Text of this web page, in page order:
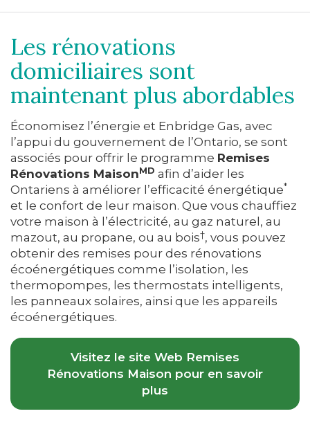
Les rénovations
domiciliaires sont
maintenant plus abordables
Économisez l’énergie et Enbridge Gas, avec
l’appui du gouvernement de l’Ontario, se sont
associés pour offrir le programme Remises
Rénovations MaisonMD afin d’aider les
Ontariens à améliorer l’efficacité énergétique*
et le confort de leur maison. Que vous chauffiez
votre maison à l’électricité, au gaz naturel, au
mazout, au propane, ou au bois†, vous pouvez
obtenir des remises pour des rénovations
écoénergétiques comme l’isolation, les
thermopompes, les thermostats intelligents,
les panneaux solaires, ainsi que les appareils
écoénergétiques.
Visitez le site Web Remises
Rénovations Maison pour en savoir
plus